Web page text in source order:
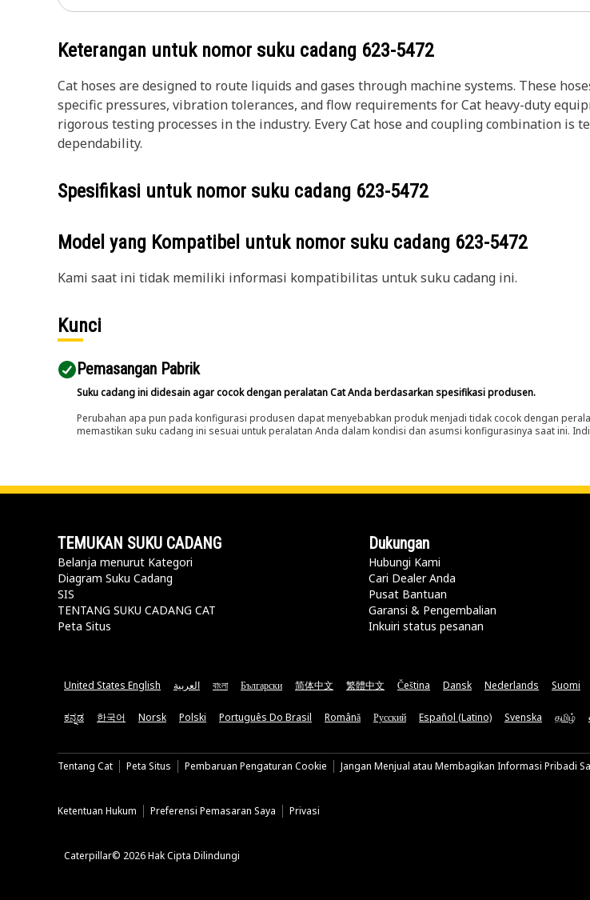
Keterangan untuk nomor suku cadang 623-5472
Cat hoses are designed to route liquids and gases through machine systems. These
specific pressures, vibration tolerances, and flow requirements for Cat heavy-duty
rigorous testing processes in the industry. Every Cat hose and coupling combination is
dependability.
Spesifikasi untuk nomor suku cadang 623-5472
Model yang Kompatibel untuk nomor suku cadang 623-5472
Kami saat ini tidak memiliki informasi kompatibilitas untuk suku cadang ini.
Kunci
Pemasangan Pabrik
Suku cadang ini didesain agar cocok dengan peralatan Cat Anda berdasarkan spesifikasi produsen.
Perubahan apa pun pada konfigurasi produsen dapat menyebabkan produk menjadi tidak cocok dengan
memastikan suku cadang ini sesuai untuk peralatan Anda dalam kondisi dan asumsi konfigurasinya saat ini.
TEMUKAN SUKU CADANG
Belanja menurut Kategori
Diagram Suku Cadang
SIS
TENTANG SUKU CADANG CAT
Peta Situs
Dukungan
Hubungi Kami
Cari Dealer Anda
Pusat Bantuan
Garansi & Pengembalian
Inkuiri status pesanan
United States English العربية বাংলা Български 简体中文 繁體中文 Čeština Dansk Nederlands Suomi
ಕನ್ನಡ 한국어 Norsk Polski Português Do Brasil Română Русский Español (Latino) Svenska தமிழ்
Tentang Cat Peta Situs Pembaruan Pengaturan Cookie Jangan Menjual atau Membagikan Informasi Pribadi
Ketentuan Hukum Preferensi Pemasaran Saya Privasi
Caterpillar© 2026 Hak Cipta Dilindungi